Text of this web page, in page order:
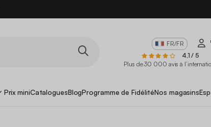
FR/FR
4,1 / 5
Plus de 30 000 avis à
Prix miniCataloguesBlogProgramme de FidélitéNos magasins